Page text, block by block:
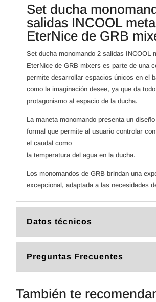
GRB
mixers
cantidad
Set ducha
salidas INCOOL
EterNice de GRB
Set ducha monomando 2 salidas INCOOL
EterNice de GRB mixers es parte de una
permite desarrollar espacios únicos en el
como la imaginación desee, ya que da
protagonismo al espacio de la ducha.
La maneta monomando presenta un
formal que permite al usuario controlar
el caudal como
la temperatura del agua en la ducha.
Los monomandos de GRB brindan una
excepcional, adaptada a las necesidades
Datos técnicos
Preguntas Frecuentes
También te